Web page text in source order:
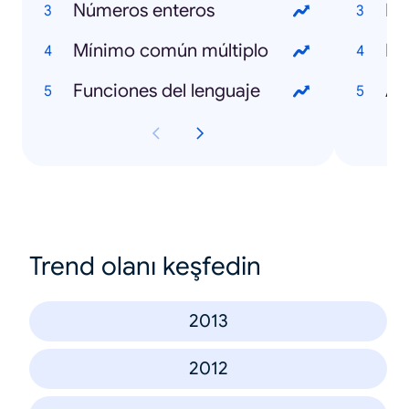
Números enteros
Mínimo común múltiplo
Funciones del lenguaje
Trend olanı keşfedin
2013
2012